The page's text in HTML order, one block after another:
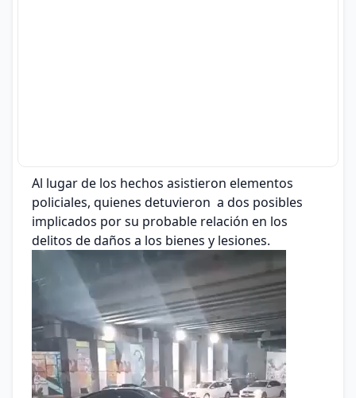
Al lugar de los hechos asistieron elementos
policiales, quienes detuvieron a dos posibles
implicados por su probable relación en los
delitos de daños a los bienes y lesiones.
Reproductor
de